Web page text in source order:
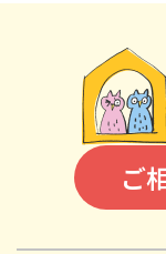
ご